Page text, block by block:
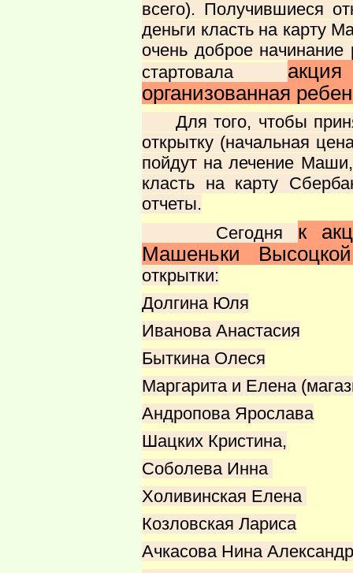
всего). Получившиеся
деньги класть на карту
очень доброе
стартовала
организованная
Для того, чтобы
открытку (начальная
пойдут на лечение
класть на карту
отчеты.
Сегодня к
Машеньки
открытки:
Долгина Юля
Иванова Анастасия
Быткина Олеся
Маргарита и Елена
Андропова Ярослава
Шацких Кристина,
Соболева Инна
Холивинская Елена
Козловская Лариса
Ачкасова Нина